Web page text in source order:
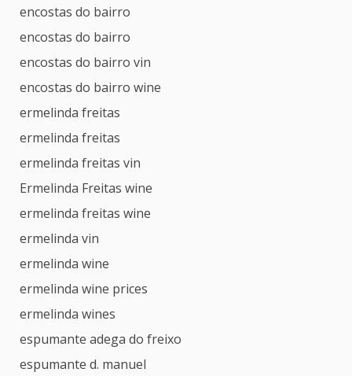
encostas do bairro
encostas do bairro
encostas do bairro vin
encostas do bairro wine
ermelinda freitas
ermelinda freitas
ermelinda freitas vin
Ermelinda Freitas wine
ermelinda freitas wine
ermelinda vin
ermelinda wine
ermelinda wine prices
ermelinda wines
espumante adega do freixo
espumante d. manuel